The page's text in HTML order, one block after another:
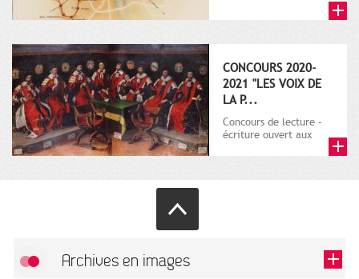
CONCOURS 2020-
2021 "LES VOIX DE
LA P...
Concours de lecture -
écriture ouvert aux
Archives en images